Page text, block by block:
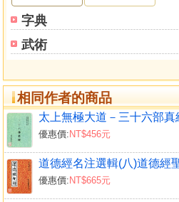
字典
武術
相同作者的商品
太上無極大道－三十六部真
優惠價: NT$456元
道德經名注選輯(八)道德經
優惠價: NT$665元